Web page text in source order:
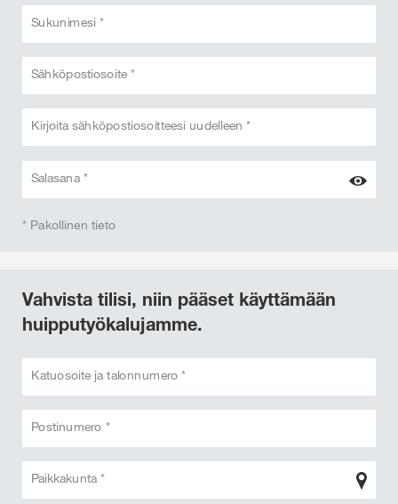
Sukunimesi *
Sähköpostiosoite *
Kirjoita sähköpostiosoitteesi uudelleen *
Salasana *
* Pakollinen tieto
Vahvista tilisi, niin pääset käyttämään
huipputyökalujamme.
Katuosoite ja talonnumero *
Postinumero *
Paikkakunta *